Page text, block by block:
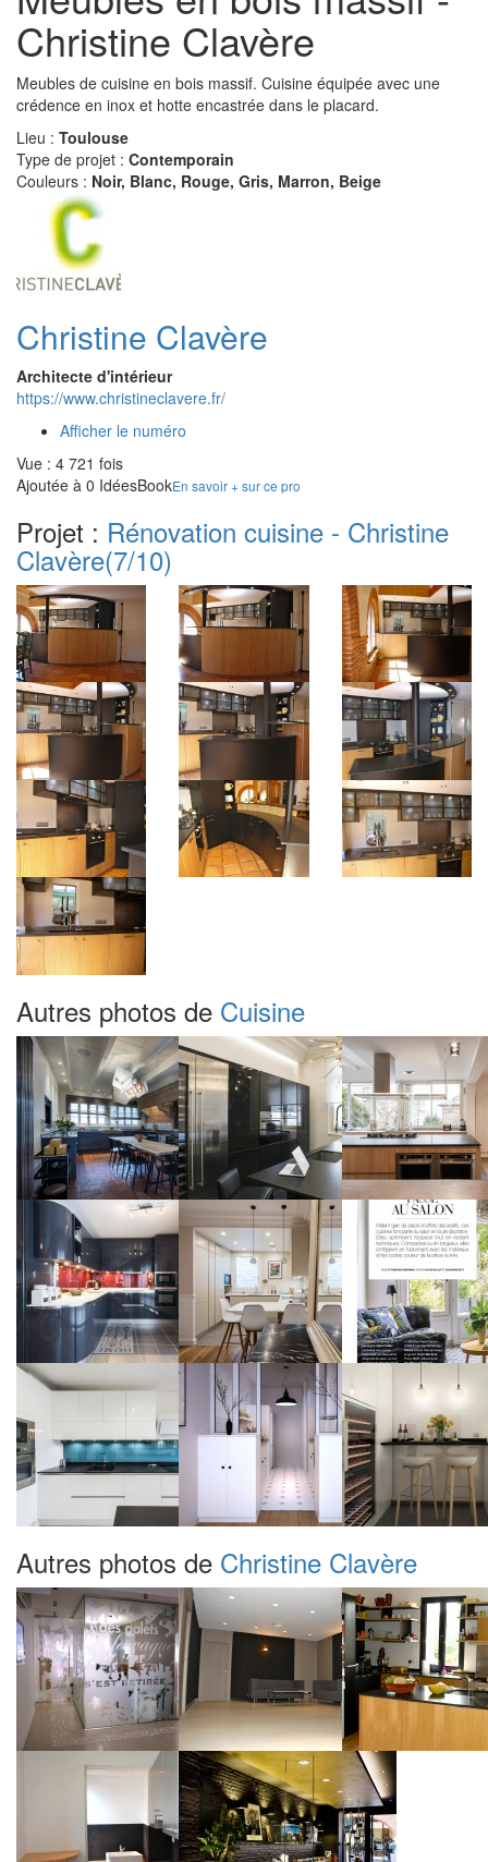
Christine Clavère
Meubles de cuisine en bois massif. Cuisine équipée avec une
crédence en inox et hotte encastrée dans le placard.
Lieu : Toulouse
Type de projet : Contemporain
Couleurs : Noir, Blanc, Rouge, Gris, Marron, Beige
Christine Clavère
Architecte d'intérieur
https://www.christineclavere.fr/
Afficher le numéro
Vue : 4 721 fois
Ajoutée à 0 IdéesBookEn savoir + sur ce pro
Projet : Rénovation cuisine - Christine
Clavère(7/10)
Autres photos de Cuisine
Autres photos de Christine Clavère